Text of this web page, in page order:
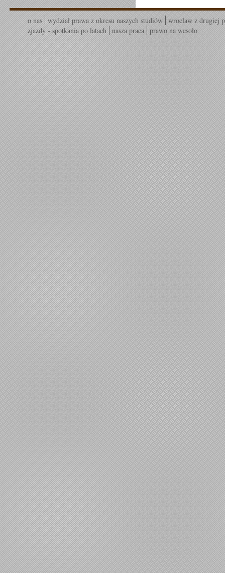
o nas wydział prawa z okresu naszych studiów wrocław z drugiej
zjazdy - spotkania po latach nasza praca prawo na wesoło